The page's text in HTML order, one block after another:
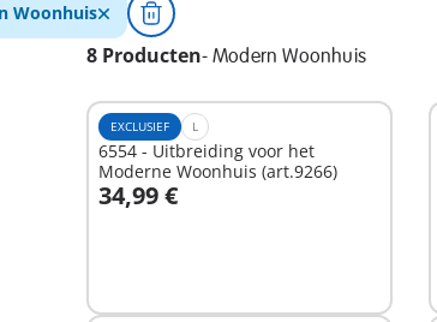
Woonhuis
8 Producten- Modern Woonhuis
EXCLUSIEF L
6554 - Uitbreiding voor het
Moderne Woonhuis (art.9266)
34,99 €
In winkelwagen